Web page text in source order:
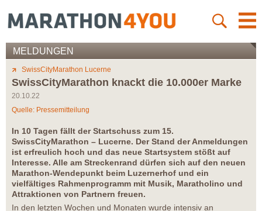
MELDUNGEN
SwissCityMarathon Lucerne
SwissCityMarathon knackt die 10.000er Marke
20.10.22
Quelle: Pressemitteilung
In 10 Tagen fällt der Startschuss zum 15.
SwissCityMarathon – Lucerne. Der Stand der Anmeldungen
ist erfreulich hoch und das neue Startsystem stößt auf
Interesse. Alle am Streckenrand dürfen sich auf den neuen
Marathon-Wendepunkt beim Luzernerhof und ein
vielfältiges Rahmenprogramm mit Musik, Maratholino und
Attraktionen von Partnern freuen.
In den letzten Wochen und Monaten wurde intensiv an